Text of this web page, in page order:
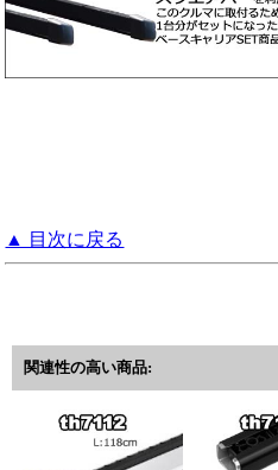
▲ 目次に戻る
関連性の高い商品: